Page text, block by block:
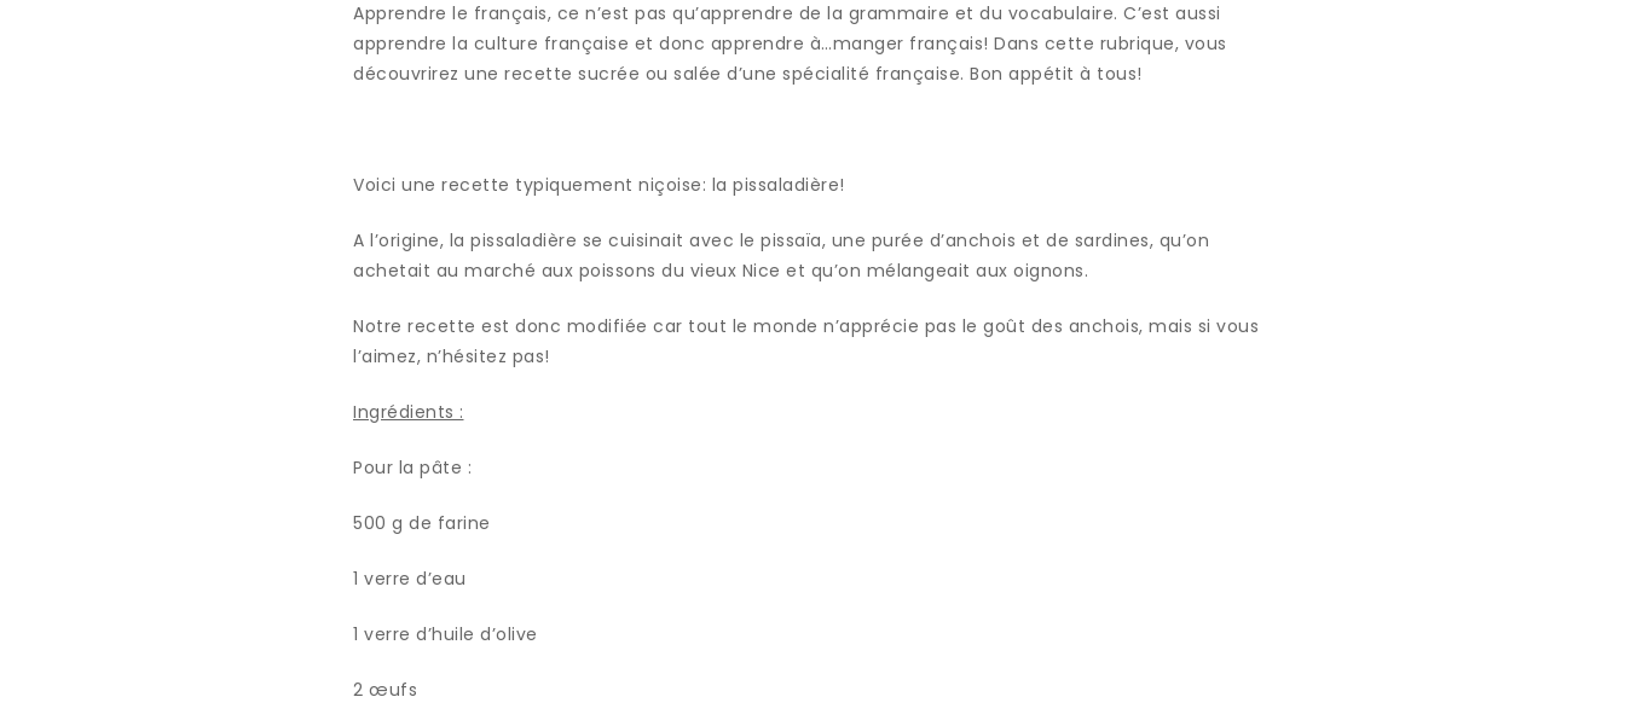
Apprendre le français, ce n’est pas qu’apprendre de la grammaire et du vocabulaire. C’est aussi
apprendre la culture française et donc apprendre à…manger français! Dans cette rubrique, vous
découvrirez une recette sucrée ou salée d’une spécialité française. Bon appétit à tous!
Voici une recette typiquement niçoise: la pissaladière!
A l’origine, la pissaladière se cuisinait avec le pissaïa, une purée d’anchois et de sardines, qu’on
achetait au marché aux poissons du vieux Nice et qu’on mélangeait aux oignons.
Notre recette est donc modifiée car tout le monde n’apprécie pas le goût des anchois, mais si vous
l’aimez, n’hésitez pas!
Ingrédients :
Pour la pâte :
500 g de farine
1 verre d’eau
1 verre d’huile d’olive
2 œufs